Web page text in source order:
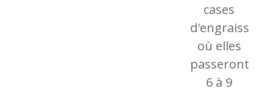
cases
où elles
passeront
6 à 9